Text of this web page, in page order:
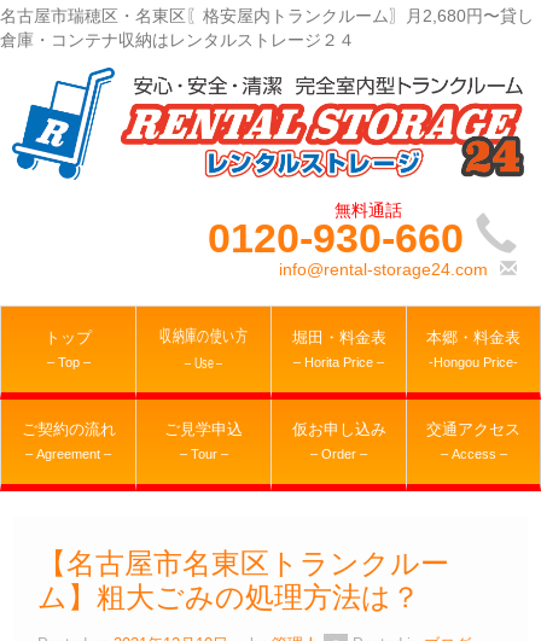
名古屋市瑞穂区・名東区〖格安屋内トランクルーム〗月2,680円〜貸し
倉庫・コンテナ収納はレンタルストレージ２４
0120-930-660
info@rental-storage24.com
トップ
– Top –
収納庫の使い方
– Use –
堀田・料金表
– Horita Price –
本郷・料金表
-Hongou Price-
ご契約の流れ
– Agreement –
ご見学申込
– Tour –
仮お申し込み
– Order –
交通アクセス
– Access –
【名古屋市名東区トランクルー
ム】粗大ごみの処理方法は？